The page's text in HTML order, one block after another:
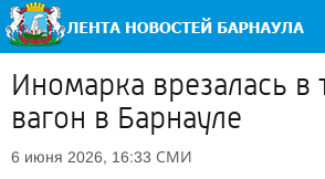
Иномарка врезалась в
вагон в Барнауле
6 июня 2026, 16:33 СМИ